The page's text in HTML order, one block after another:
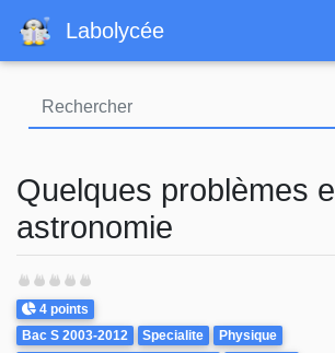
contenu
Labolycée
Quelques problèmes
astronomie
Points
4 points
Theme
Bac S 2003-2012 Specialite
Physique